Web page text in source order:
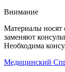
Внимание
Материалы носят
заменяют
Необходима
Медицинский